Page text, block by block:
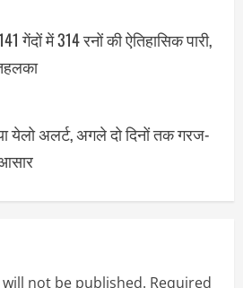
गेंदों में 314 रनों की ऐतिहासिक पारी,
येलो अलर्ट, अगले दो दिनों तक गरज-
not be published. Required